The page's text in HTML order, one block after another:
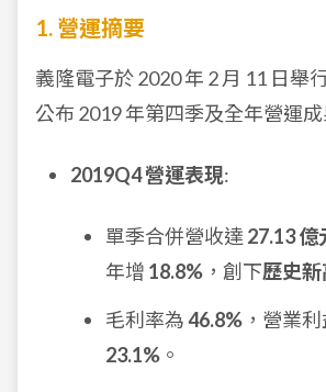
1. 營運摘要
義隆電子於 2020 年 2 月 11 日舉
公布 2019 年第四季及全年營運成
2019Q4 營運表現:
單季合併營收達 27.13 億
年增 18.8% ，創下歷史新
毛利率為46.8% ，營業
23.1% 。